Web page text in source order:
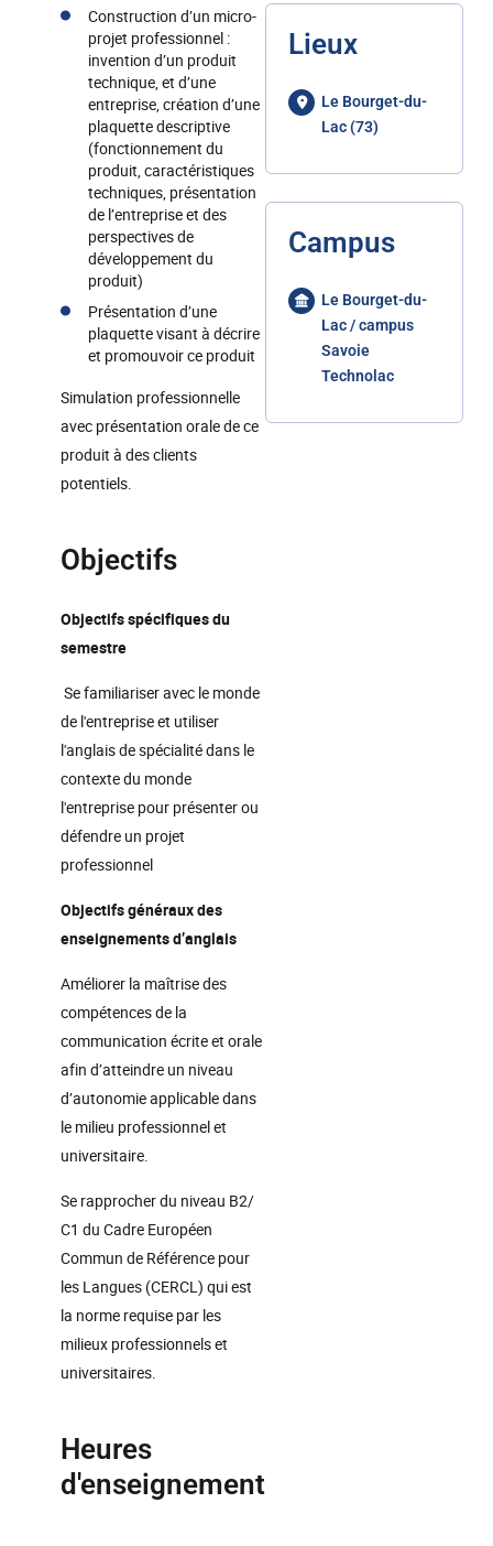
Construction d’un micro-
projet professionnel :
invention d’un produit
technique, et d’une
entreprise, création d’une
plaquette descriptive
(fonctionnement du
produit, caractéristiques
techniques, présentation
de l’entreprise et des
perspectives de
développement du
produit)
Présentation d’une
plaquette visant à décrire
et promouvoir ce produit
Simulation professionnelle
avec présentation orale de ce
produit à des clients
potentiels.
Objectifs
Objectifs spécifiques du
semestre
Se familiariser avec le monde
de l'entreprise et utiliser
l'anglais de spécialité dans le
contexte du monde
l'entreprise pour présenter ou
défendre un projet
professionnel
Objectifs généraux des
enseignements d’anglais
Améliorer la maîtrise des
compétences de la
communication écrite et orale
afin d’atteindre un niveau
d’autonomie applicable dans
le milieu professionnel et
universitaire.
Se rapprocher du niveau B2/
C1 du Cadre Européen
Commun de Référence pour
les Langues (CERCL) qui est
la norme requise par les
milieux professionnels et
universitaires.
Heures
d'enseignement
Lieux
Le Bourget-du-
Lac (73)
Campus
Le Bourget-du-
Lac / campus
Savoie
Technolac